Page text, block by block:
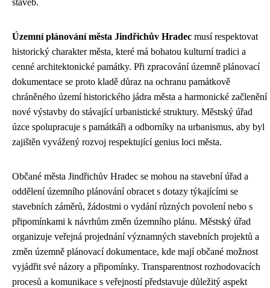
staveb.
Územní plánování města Jindřichův Hradec musí respektovat
historický charakter města, které má bohatou kulturní tradici a
cenné architektonické památky. Při zpracování územně plánovací
dokumentace se proto kladě důraz na ochranu památkově
chráněného území historického jádra města a harmonické začlenění
nové výstavby do stávající urbanistické struktury. Městský úřad
úzce spolupracuje s památkáři a odborníky na urbanismus, aby byl
zajištěn vyvážený rozvoj respektující genius loci města.
Občané města Jindřichův Hradec se mohou na stavební úřad a
oddělení územního plánování obracet s dotazy týkajícími se
stavebních záměrů, žádostmi o vydání různých povolení nebo s
připomínkami k návrhům změn územního plánu. Městský úřad
organizuje veřejná projednání významných stavebních projektů a
změn územně plánovací dokumentace, kde mají občané možnost
vyjádřit své názory a připomínky. Transparentnost rozhodovacích
procesů a komunikace s veřejností představuje důležitý aspekt